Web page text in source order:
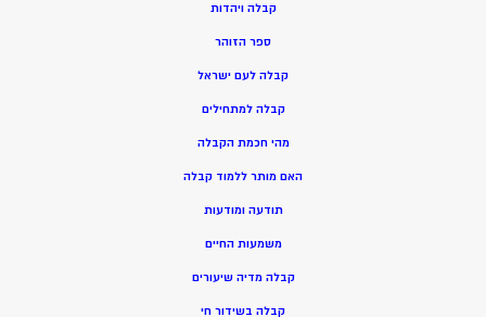
קבלה ויהדות
ספר הזוהר
קבלה לעם ישראל
קבלה למתחילים
מהי חכמת הקבלה
האם מותר ללמוד קבלה
תודעה ומודעות
משמעות החיים
קבלה מדיה שיעורים
קבלה בשידור חי